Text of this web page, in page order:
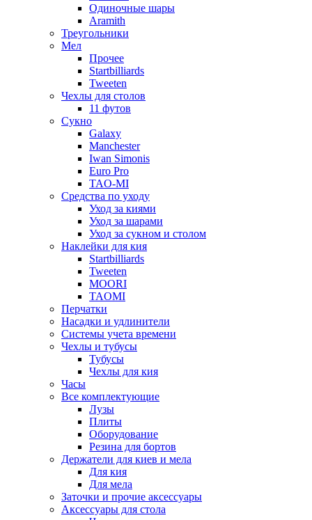
Одиночные шары
Aramith
Треугольники
Мел
Прочее
Startbilliards
Tweeten
Чехлы для столов
11 футов
Сукно
Galaxy
Manchester
Iwan Simonis
Euro Pro
TAO-MI
Средства по уходу
Уход за киями
Уход за шарами
Уход за сукном и столом
Наклейки для кия
Startbilliards
Tweeten
MOORI
TAOMI
Перчатки
Насадки и удлинители
Системы учета времени
Чехлы и тубусы
Тубусы
Чехлы для кия
Часы
Все комплектующие
Лузы
Плиты
Оборудование
Резина для бортов
Держатели для киев и мела
Для кия
Для мела
Заточки и прочие аксессуары
Аксессуары для стола